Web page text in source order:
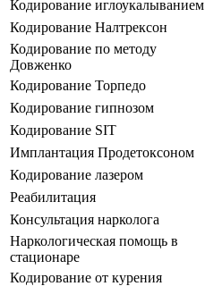
Кодирование иглоукалыванием
Кодирование Налтрексон
Кодирование по методу
Довженко
Кодирование Торпедо
Кодирование гипнозом
Кодирование SIT
Имплантация Продетоксоном
Кодирование лазером
Реабилитация
Консультация нарколога
Наркологическая помощь в
стационаре
Кодирование от курения